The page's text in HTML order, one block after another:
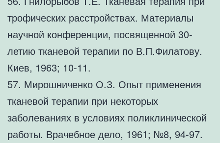
трофических расстройствах. Материалы
научной конференции, посвященной 30-
летию тканевой терапии по В.П.Филатову.
Киев, 1963; 10-11.
57. Мирошниченко О.З. Опыт применения
тканевой терапии при некоторых
заболеваниях в условиях поликлинической
работы. Врачебное дело, 1961; №8, 94-97.